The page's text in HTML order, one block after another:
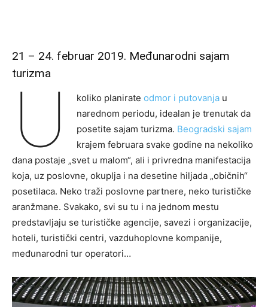
21 – 24. februar 2019. Međunarodni sajam
turizma
U koliko planirate odmor i putovanjau
narednom periodu, idealan je trenutak da
posetite sajam turizma. Beogradski sajam
krajem februara svake godine na nekoliko
dana postaje „svet u malom“, ali i privredna manifestacija
koja, uz poslovne, okuplja i na desetine hiljada „običnih“
posetilaca. Neko traži poslovne partnere, neko turističke
aranžmane. Svakako, svi su tu i na jednom mestu
predstavljaju se turističke agencije, savezi i organizacije,
hoteli, turistički centri, vazduhoplovne kompanije,
međunarodni tur operatori…